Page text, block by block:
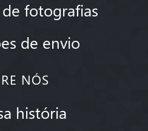
fotografias
de envio
NÓS
história